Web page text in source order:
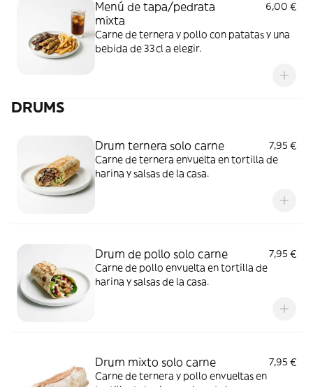
Menú de tapa/pedrata
mixta
6,00 €
Carne de ternera y pollo con patatas y una
bebida de 33cl a elegir.
DRUMS
Drum ternera solo carne
7,95 €
Carne de ternera envuelta en tortilla de
harina y salsas de la casa.
Drum de pollo solo carne
7,95 €
Carne de pollo envuelta en tortilla de
harina y salsas de la casa.
Drum mixto solo carne
7,95 €
Carne de ternera y pollo envueltas en